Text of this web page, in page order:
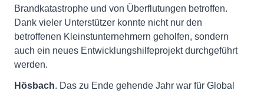
Brandkatastrophe und von Überflutungen betroffen.
Dank vieler Unterstützer konnte nicht nur den
betroffenen Kleinstunternehmern geholfen, sondern
auch ein neues Entwicklungshilfeprojekt durchgeführt
werden.
Hösbach. Das zu Ende gehende Jahr war für Global